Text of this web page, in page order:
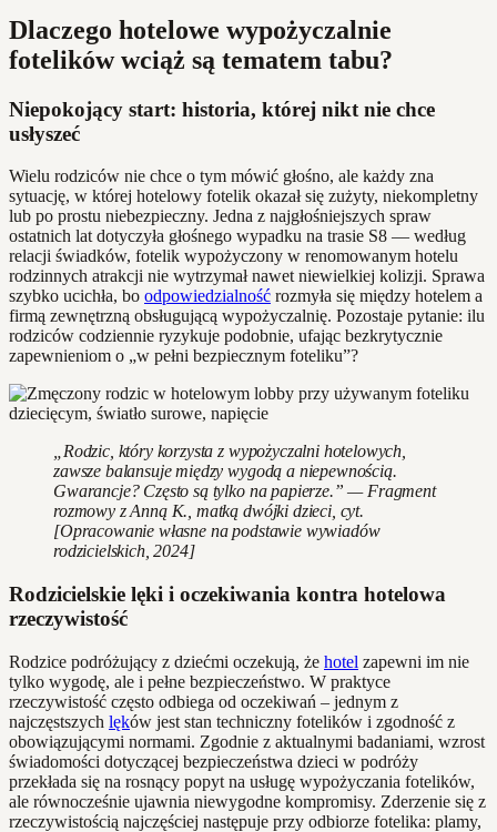
Dlaczego hotelowe wypożyczalnie
fotelików wciąż są tematem tabu?
Niepokojący start: historia, której nikt nie chce
usłyszeć
Wielu rodziców nie chce o tym mówić głośno, ale każdy zna
sytuację, w której hotelowy fotelik okazał się zużyty, niekompletny
lub po prostu niebezpieczny. Jedna z najgłośniejszych spraw
ostatnich lat dotyczyła głośnego wypadku na trasie S8 — według
relacji świadków, fotelik wypożyczony w renomowanym hotelu
rodzinnych atrakcji nie wytrzymał nawet niewielkiej kolizji. Sprawa
szybko ucichła, bo odpowiedzialność rozmyła się między hotelem a
firmą zewnętrzną obsługującą wypożyczalnię. Pozostaje pytanie: ilu
rodziców codziennie ryzykuje podobnie, ufając bezkrytycznie
zapewnieniom o „w pełni bezpiecznym foteliku”?
„Rodzic, który korzysta z wypożyczalni hotelowych,
zawsze balansuje między wygodą a niepewnością.
Gwarancje? Często są tylko na papierze.” — Fragment
rozmowy z Anną K., matką dwójki dzieci, cyt.
[Opracowanie własne na podstawie wywiadów
rodzicielskich, 2024]
Rodzicielskie lęki i oczekiwania kontra hotelowa
rzeczywistość
Rodzice podróżujący z dziećmi oczekują, że hotel zapewni im nie
tylko wygodę, ale i pełne bezpieczeństwo. W praktyce
rzeczywistość często odbiega od oczekiwań – jednym z
najczęstszych lęków jest stan techniczny fotelików i zgodność z
obowiązującymi normami. Zgodnie z aktualnymi badaniami, wzrost
świadomości dotyczącej bezpieczeństwa dzieci w podróży
przekłada się na rosnący popyt na usługę wypożyczania fotelików,
ale równocześnie ujawnia niewygodne kompromisy. Zderzenie się z
rzeczywistością najczęściej następuje przy odbiorze fotelika: plamy,